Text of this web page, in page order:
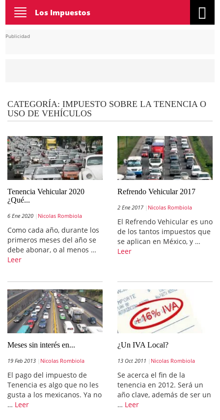
Toggle
navigation
Los Impuestos
Publicidad
CATEGORÍA: IMPUESTO SOBRE LA TENENCIA O
USO DE VEHÍCULOS
Tenencia Vehicular 2020
¿Qué...
6 Ene 2020 Nicolas Rombiola
Como cada año, durante los
primeros meses del año se
debe abonar, o al menos …
Leer
Refrendo Vehicular 2017
2 Ene 2017 Nicolas Rombiola
El Refrendo Vehicular es uno
de los tantos impuestos que
se aplican en México, y …
Leer
Meses sin interés en...
19 Feb 2013 Nicolas Rombiola
El pago del impuesto de
Tenencia es algo que no les
gusta a los mexicanos. Ya no
… Leer
¿Un IVA Local?
13 Oct 2011 Nicolas Rombiola
Se acerca el fin de la
tenencia en 2012. Será un
año clave, además de ser un
… Leer